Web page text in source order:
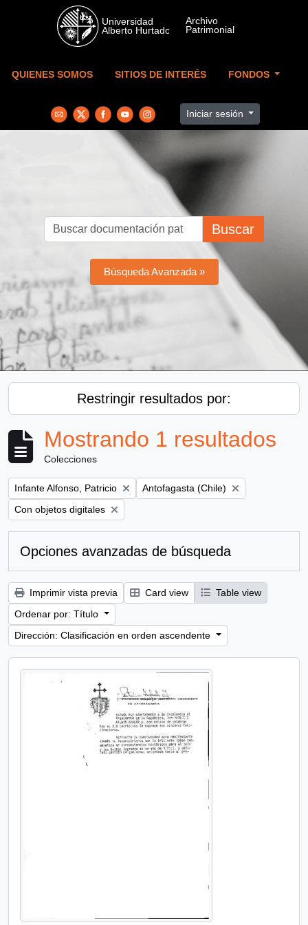
Skip to main content
QUIENES SOMOS SITIOS DE INTERÉS FONDOS
Iniciar sesión
Buscar
Búsqueda Avanzada »
Restringir resultados por:
Mostrando 1 resultados
Colecciones
Remove filter:
Infante Alfonso, Patricio Remove filter:
Antofagasta (Chile)
Remove filter:
Con objetos digitales
Opciones avanzadas de búsqueda
Imprimir vista previa Card view
Table view
Ordenar por: Título
Dirección: Clasificación en orden ascendente